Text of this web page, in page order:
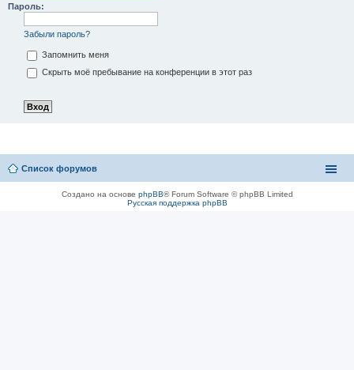
Пароль:
Забыли пароль?
Запомнить меня
Скрыть моё пребывание на конференции в этот раз
Список форумов
Создано на основе phpBB® Forum Software © phpBB Limited
Русская поддержка phpBB